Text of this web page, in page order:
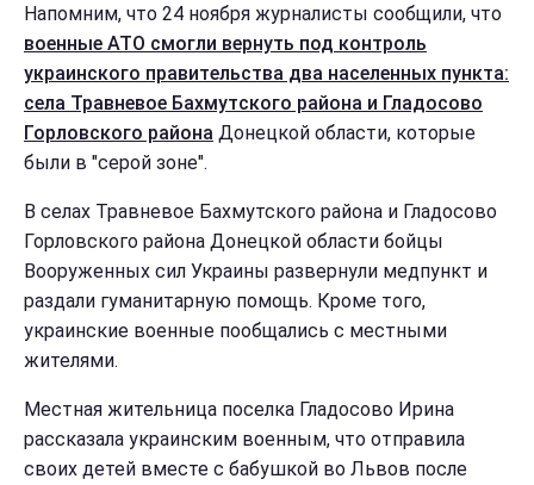
Напомним, что 24 ноября журналисты сообщили, что
военные АТО смогли вернуть под контроль
украинского правительства два населенных пункта:
села Травневое Бахмутского района и Гладосово
Горловского района Донецкой области, которые
были в "серой зоне".
В селах Травневое Бахмутского района и Гладосово
Горловского района Донецкой области бойцы
Вооруженных сил Украины развернули медпункт и
раздали гуманитарную помощь. Кроме того,
украинские военные пообщались с местными
жителями.
Местная жительница поселка Гладосово Ирина
рассказала украинским военным, что отправила
своих детей вместе с бабушкой во Львов после